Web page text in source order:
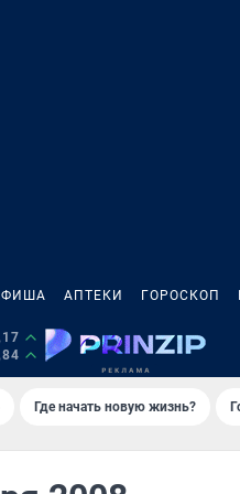
АПТЕКИ ГОРОСКОП
Где начать новую жизнь?